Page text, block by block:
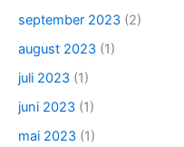
september 2023 (2)
august 2023 (1)
juli 2023 (1)
juni 2023 (1)
mai 2023 (1)